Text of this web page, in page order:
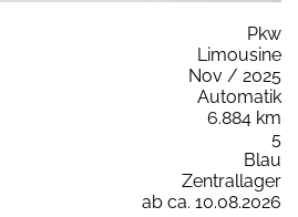
Pkw
Limousine
Nov / 2025
Automatik
6.884 km
5
Blau
Zentrallager
ab ca. 10.08.2026